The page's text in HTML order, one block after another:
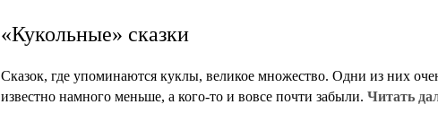
«Кукольные» сказки
Сказок, где упоминаются куклы, великое множество. Одни из них
известно намного меньше, а кого-то и вовсе почти забыли. Читать